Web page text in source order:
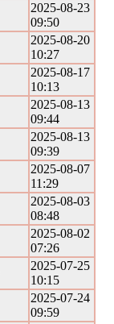
2025-08-23
09:50
2025-08-20
10:27
2025-08-17
10:13
2025-08-13
09:44
2025-08-13
09:39
2025-08-07
11:29
2025-08-03
08:48
2025-08-02
07:26
2025-07-25
10:15
2025-07-24
09:59